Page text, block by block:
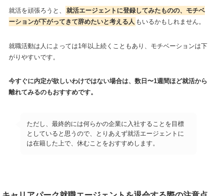
就活を頑張ろうと、
就活エージェントに登録してみたものの、モチベ
ーションが下がってきて辞めたいと考える人 もいるかもしれません。
就職活動は人によっては1年以上続くこともあり、モチベーションは下
がりやすいです。
今すぐに内定が欲しいわけではない場合は、数日〜1週間ほど就活から
離れてみるのもおすすめです。
ただし、最終的には何らかの企業に入社することを目標
としていると思うので、とりあえず就活エージェントに
は在籍した上で、休むことをおすすめします。